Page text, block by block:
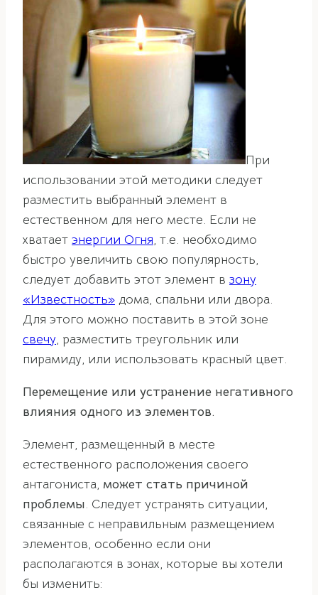
При
использовании этой методики следует
разместить выбранный элемент в
естественном для него месте. Если не
хватает энергии Огня, т.е. необходимо
быстро увеличить свою популярность,
следует добавить этот элемент в зону
«Известность» дома, спальни или двора.
Для этого можно поставить в этой зоне
свечу, разместить треугольник или
пирамиду, или использовать красный цвет.
Перемещение или устранение негативного
влияния одного из элементов.
Элемент, размещенный в месте
естественного расположения своего
антагониста, может стать причиной
проблемы. Следует устранять ситуации,
связанные с неправильным размещением
элементов, особенно если они
располагаются в зонах, которые вы хотели
бы изменить: